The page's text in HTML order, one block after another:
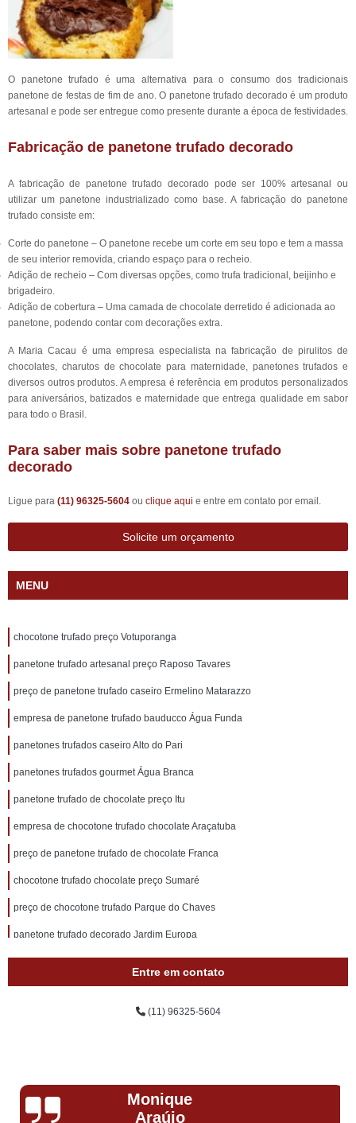
O panetone trufado é uma alternativa para o consumo dos tradicionais
panetone de festas de fim de ano. O panetone trufado decorado é um produto
artesanal e pode ser entregue como presente durante a época de festividades.
Fabricação de panetone trufado decorado
A fabricação de panetone trufado decorado pode ser 100% artesanal ou
utilizar um panetone industrializado como base. A fabricação do panetone
trufado consiste em:
Corte do panetone – O panetone recebe um corte em seu topo e tem a massa
de seu interior removida, criando espaço para o recheio.
Adição de recheio – Com diversas opções, como trufa tradicional, beijinho e
brigadeiro.
Adição de cobertura – Uma camada de chocolate derretido é adicionada ao
panetone, podendo contar com decorações extra.
A Maria Cacau é uma empresa especialista na fabricação de pirulitos de
chocolates, charutos de chocolate para maternidade, panetones trufados e
diversos outros produtos. A empresa é referência em produtos personalizados
para aniversários, batizados e maternidade que entrega qualidade em sabor
para todo o Brasil.
Para saber mais sobre panetone trufado
decorado
Ligue para (11) 96325-5604 ou clique aqui e entre em contato por email.
Solicite um orçamento
MENU
chocotone trufado preço Votuporanga
panetone trufado artesanal preço Raposo Tavares
preço de panetone trufado caseiro Ermelino Matarazzo
empresa de panetone trufado bauducco Água Funda
panetones trufados caseiro Alto do Pari
panetones trufados gourmet Água Branca
panetone trufado de chocolate preço Itu
empresa de chocotone trufado chocolate Araçatuba
preço de panetone trufado de chocolate Franca
chocotone trufado chocolate preço Sumaré
preço de chocotone trufado Parque do Chaves
panetone trufado decorado Jardim Europa
panetone trufado caseiro Sorocaba
panetone trufado gourmet preço Água Branca
preço de panetone trufado bauducco Campo Limpo
Entre em contato
(11) 96325-5604
Monique
Araújo